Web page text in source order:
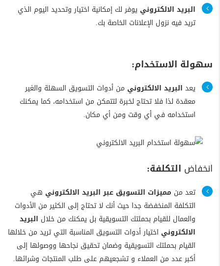
البريد الالكتروني يوفر لك إمكانية اختيار وتحديد اليوم الذي
تريد فيه نزول الإعلانات الخاصة بك.
سهولة الاستخدام:
يعد البريد الالكتروني من أدوات التسويق السهلة والغير
معقدة لذا فلا تحتاج لخبرة لتتمكن من استخدامه، كما يمكنك
استخدامه في أي وقت ومن أي مكان.
انخفاض التكلفة:
تعد من مميزات التسويق عبر البريد الالكتروني هي
التكلفة المنخفضة جدا حيث أنك لا تحتاج إلى الكثير من الأدوات
والعمال للقيام بحملتك التسويقية بل يمكنك من خلال البريد
الالكتروني اختيار أدوات التسويق المناسبة التي تريد من خلالها
القيام بحملتك التسويقية وضمان تحقيق نجاحها ووصولها إلى
أكبر عدد من العملاء و تشجعيهم على طلب المنتجات وشرائها.